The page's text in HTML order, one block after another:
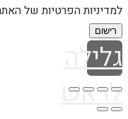
למדיניות הפרטיות של
רישום
גלילה
לראש